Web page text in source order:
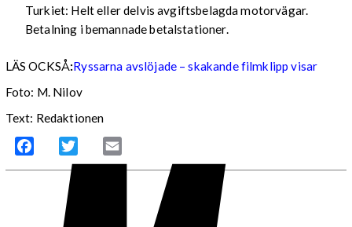
Turkiet: Helt eller delvis avgiftsbelagda motorvägar.
Betalning i bemannade betalstationer.
LÄS OCKSÅ:Ryssarna avslöjade – skakande filmklipp visar
Foto: M. Nilov
Text: Redaktionen
Facebook Twitter